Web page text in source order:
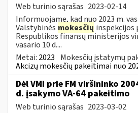
Web turinio sąrašas 2023-02-14
Informuojame, kad nuo 2023 m.
Valstybinės mokesčių inspekcijos
Respublikos finansų ministerijos
vasario 10 d....
Metai: 2023 Mokesčių įstatymų
Akcizų mokesčių pakeitimai nuo
Dėl VMI prie FM viršininko
d. įsakymo VA-64 pakeitimo
Web turinio sąrašas 2023-03-02